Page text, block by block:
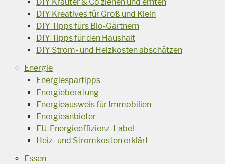
DIY Kreatives für Groß und Klein
DIY Tipps fürs Bio-Gärtnern
DIY Tipps für den Haushalt
DIY Strom- und Heizkosten abschätzen
Energie
Energiespartipps
Energieberatung
Energieausweis für Immobilien
Energieanbieter
EU-Energieeffizienz-Label
Heiz- und Stromkosten erklärt
Essen